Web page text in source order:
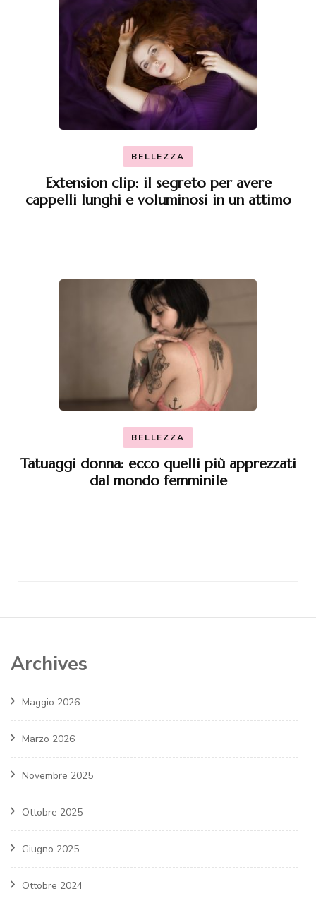
BELLEZZA
Extension clip: il segreto per avere
cappelli lunghi e voluminosi in un attimo
BELLEZZA
Tatuaggi donna: ecco quelli più apprezzati
dal mondo femminile
Archives
Maggio 2026
Marzo 2026
Novembre 2025
Ottobre 2025
Giugno 2025
Ottobre 2024